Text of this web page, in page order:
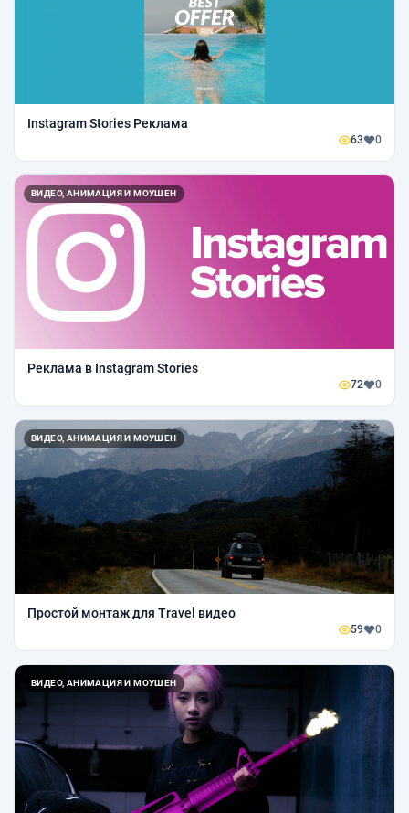
Instagram Stories Реклама
63 0
ВИДЕО, АНИМАЦИЯ И МОУШЕН
Реклама в Instagram Stories
72 0
ВИДЕО, АНИМАЦИЯ И МОУШЕН
Простой монтаж для Travel видео
59 0
ВИДЕО, АНИМАЦИЯ И МОУШЕН